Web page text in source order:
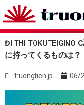
ĐI THI TOKUTEIGINO
に持ってくるものは？
truongtien.jp 06/